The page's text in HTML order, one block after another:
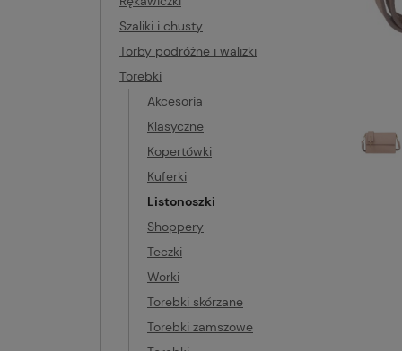
Szaliki i chusty
Torby podróżne i walizki
Torebki
Akcesoria
Klasyczne
Kopertówki
Kuferki
Listonoszki
Shoppery
Teczki
Worki
Torebki skórzane
Torebki zamszowe